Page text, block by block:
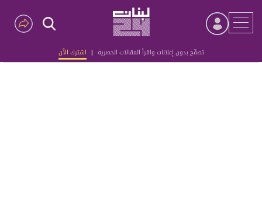
تصفّح بدون إعلانات واقرأ المقالات الحصرية | اشترك الآن
Advertisement